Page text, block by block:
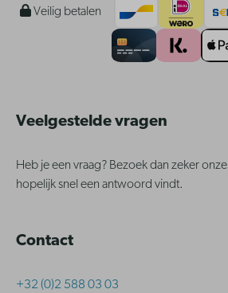
Veilig betalen
Veelgestelde vragen
Heb je een vraag? Bezoek dan zeker onze
hopelijk snel een antwoord vindt.
Contact
+32 (0)2 588 03 03